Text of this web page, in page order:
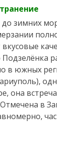
до зимних
в южных
она
в